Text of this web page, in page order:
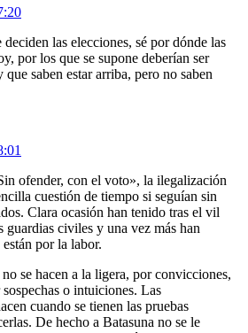
las elecciones, sé por dónde las
por los que se supone deberían ser
saben estar arriba, pero no saben
ofender, con el voto», la ilegalización
cuestión de tiempo si seguían sin
Clara ocasión han tenido tras el vil
guardias civiles y una vez más han
por la labor.
se hacen a la ligera, por convicciones,
o intuiciones. Las
cuando se tienen las pruebas
De hecho a Batasuna no se le